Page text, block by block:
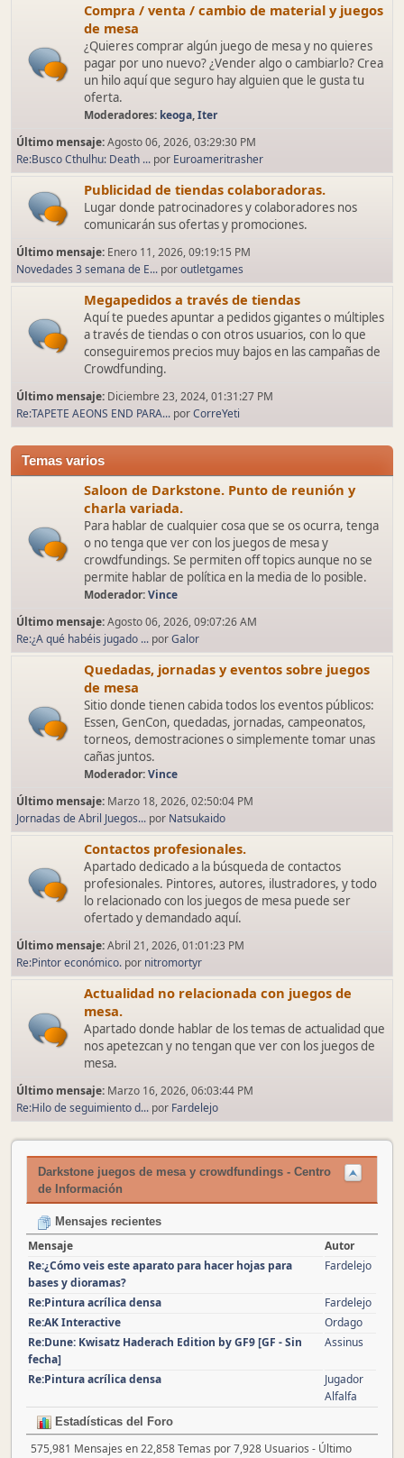
Compra / venta / cambio de material y juegos
de mesa
¿Quieres comprar algún juego de mesa y no quieres
pagar por uno nuevo? ¿Vender algo o cambiarlo? Crea
un hilo aquí que seguro hay alguien que le gusta tu
oferta.
Moderadores: keoga,Iter
Último mensaje:Agosto 06, 2026, 03:29:30 PM
Re:Busco Cthulhu: Death ... por Euroameritrasher
Publicidad de tiendas colaboradoras.
Lugar donde patrocinadores y colaboradores nos
comunicarán sus ofertas y promociones.
Último mensaje: Enero 11, 2026, 09:19:15 PM
Novedades 3 semana de E... poroutletgames
Megapedidos a través de tiendas
Aquí te puedes apuntar a pedidos gigantes o múltiples
a través de tiendas o con otros usuarios, con lo que
conseguiremos precios muy bajos en las campañas de
Crowdfunding.
Último mensaje: Diciembre 23, 2024, 01:31:27 PM
Re:TAPETE AEONS END PARA... porCorreYeti
Temas varios
Saloon de Darkstone. Punto de reunión y
charla variada.
Para hablar de cualquier cosa que se os ocurra, tenga
o no tenga que ver con los juegos de mesa y
crowdfundings. Se permiten off topics aunque no se
permite hablar de política en la media de lo posible.
Moderador:Vince
Último mensaje:Agosto 06, 2026, 09:07:26 AM
Re:¿A qué habéis jugado ... porGalor
Quedadas, jornadas y eventos sobre juegos
de mesa
Sitio donde tienen cabida todos los eventos públicos:
Essen, GenCon, quedadas, jornadas, campeonatos,
torneos, demostraciones o simplemente tomar unas
cañas juntos.
Moderador:Vince
Último mensaje: Marzo 18, 2026, 02:50:04 PM
Jornadas de Abril Juegos... por Natsukaido
Contactos profesionales.
Apartado dedicado a la búsqueda de contactos
profesionales. Pintores, autores, ilustradores, y todo
lo relacionado con los juegos de mesa puede ser
ofertado y demandado aquí.
Último mensaje:Abril 21, 2026, 01:01:23 PM
Re:Pintor económico. por nitromortyr
Actualidad no relacionada con juegos de
mesa.
Apartado donde hablar de los temas de actualidad que
nos apetezcan y no tengan que ver con los juegos de
mesa.
Último mensaje: Marzo 16, 2026, 06:03:44 PM
Re:Hilo de seguimiento d... por Fardelejo
Darkstone juegos de mesa y crowdfundings - Centro
de Información
Mensajes recientes
Mensaje
Autor
Re:¿Cómo veis este aparato para hacer hojas para
bases y dioramas?
Fardelejo
Re:Pintura acrílica densa
Fardelejo
Re:AK Interactive
Ordago
Re:Dune: Kwisatz Haderach Edition by GF9 [GF - Sin
fecha]
Assinus
Re:Pintura acrílica densa
Jugador
Alfalfa
Estadísticas del Foro
575,981 Mensajes en 22,858 Temas por 7,928 Usuarios - Último